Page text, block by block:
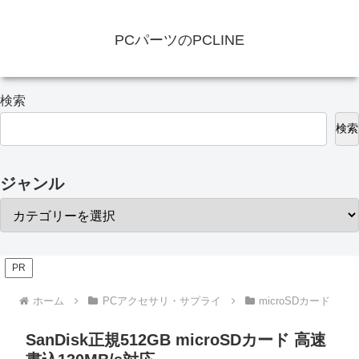
PCパーツのPCLINE
検索
検索
ジャンル
PR
ホーム PCアクセサリ・サプライ microSDカード
SanDisk正規512GB microSDカード 高速